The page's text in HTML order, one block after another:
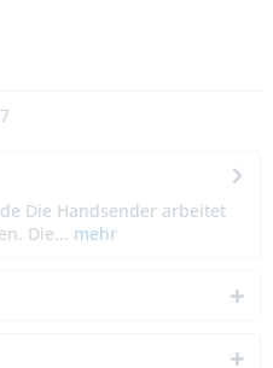
Die Handsender arbeitet
Die... mehr